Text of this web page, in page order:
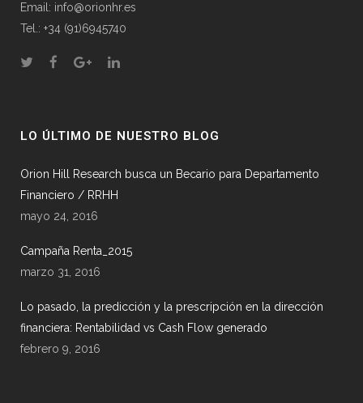
Email: info@orionhr.es
Tel.: +34 (91)6945740
LO ÚLTIMO DE NUESTRO BLOG
Orion Hill Research busca un Becario para Departamento
Financiero / RRHH
mayo 24, 2016
Campaña Renta_2015
marzo 31, 2016
Lo pasado, la predicción y la prescripción en la dirección
financiera: Rentabilidad vs Cash Flow generado
febrero 9, 2016